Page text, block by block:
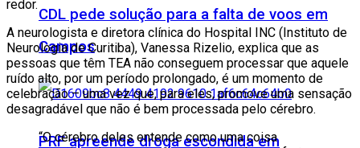
CDL pede solução para a falta de voos em
Campos
PRF apreende droga escondida em
redor.
A neurologista e diretora clínica do Hospital INC (Instituto de
Neurologia de Curitiba), Vanessa Rizelio, explica que as
pessoas que têm TEA não conseguem processar que aquele
ruído alto, por um período prolongado, é um momento de
celebração – uma vez que, para eles, promove uma sensação
desagradável que não é bem processada pelo cérebro.
“O cérebro deles entende como uma coisa